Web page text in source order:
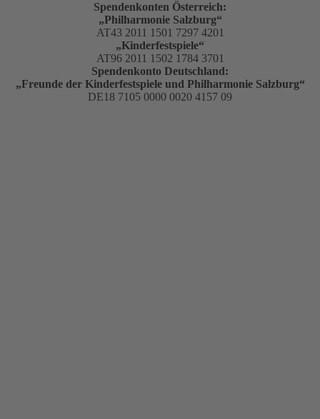
Spendenkonten Österreich:
„Philharmonie Salzburg“
AT43 2011 1501 7297 4201
„Kinderfestspiele“
AT96 2011 1502 1784 3701
Spendenkonto Deutschland:
„Freunde der Kinderfestspiele und Philharmonie Salzburg“
DE18 7105 0000 0020 4157 09